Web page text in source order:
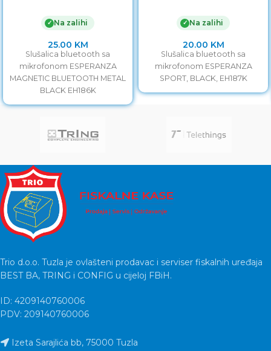
METAL BLACK EH186K
✓ Na zalihi
25.00 KM
Slušalica bluetooth sa
mikrofonom ESPERANZA
MAGNETIC BLUETOOTH METAL
BLACK EH186K
✓ Na zalihi
20.00 KM
Slušalica bluetooth sa
mikrofonom ESPERANZA
SPORT, BLACK, EH187K
Trio d.o.o. Tuzla je ovlašteni prodavac i serviser fiskalnih uređaja
BEST BA, TRING i CONFIG u cijeloj FBiH.
ID: 4209140760006
PDV: 209140760006
Izeta Sarajlića bb, 75000 Tuzla